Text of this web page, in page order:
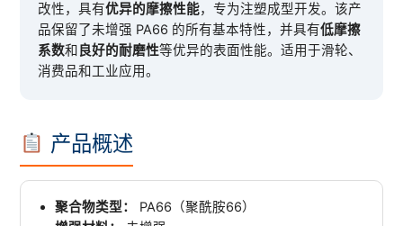
改性，具有优异的摩擦性能，专为注塑成型开发。该产
品保留了未增强 PA66 的所有基本特性，并具有低摩擦
系数和良好的耐磨性等优异的表面性能。适用于滑轮、
消费品和工业应用。
产品概述
聚合物类型：
PA66（聚酰胺66）